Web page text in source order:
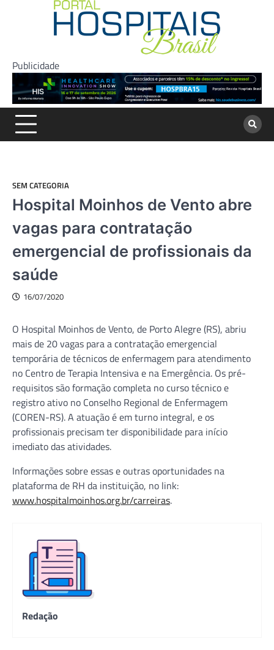
Publicidade
SEM CATEGORIA
Hospital Moinhos de Vento abre
vagas para contratação
emergencial de profissionais da
saúde
16/07/2020
O Hospital Moinhos de Vento, de Porto Alegre (RS), abriu
mais de 20 vagas para a contratação emergencial
temporária de técnicos de enfermagem para atendimento
no Centro de Terapia Intensiva e na Emergência. Os pré-
requisitos são formação completa no curso técnico e
registro ativo no Conselho Regional de Enfermagem
(COREN-RS). A atuação é em turno integral, e os
profissionais precisam ter disponibilidade para início
imediato das atividades.
Informações sobre essas e outras oportunidades na
plataforma de RH da instituição, no link:
www.hospitalmoinhos.org.br/carreiras.
Redação